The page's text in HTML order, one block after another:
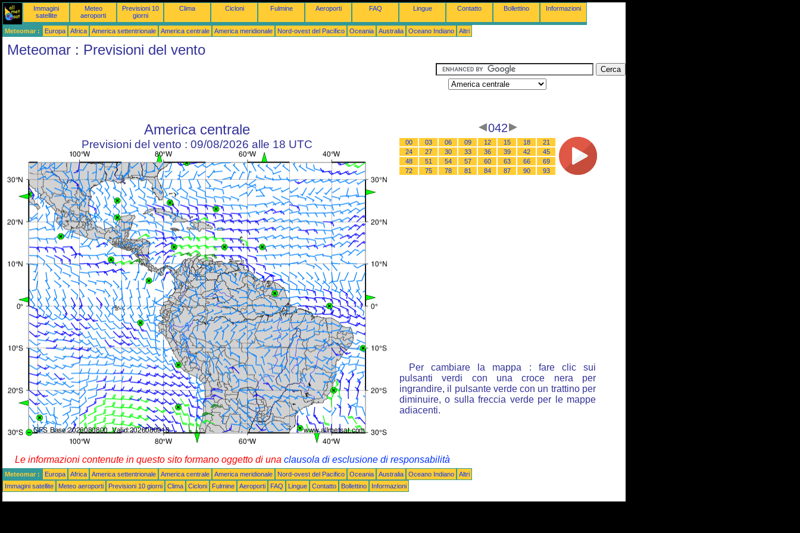
Immagini
satellite
Meteo
aeroporti
Previsioni 10
giorni
Clima Cicloni Fulmine Aeroporti FAQ Lingue Contatto Bollettino Informazioni
Meteomar : Europa Africa America settentrionale America centrale America meridionale Nord-ovest del Pacifico Oceania Australia Oceano Indiano Altri
Meteomar : Previsioni del vento
America centrale
Previsioni del vento : 09/08/2026 alle 18 UTC
042
00 03 06 09 12 15 18
21
24
27 30 33 36 39 42
45
48
51 54 57 60 63 66
69
72
75 78 81 84 87 90 93
Per cambiare la mappa : fare clic sui
pulsanti verdi con una croce nera per
ingrandire, il pulsante verde con un trattino per
diminuire, o sulla freccia verde per le mappe
adiacenti.
Le informazioni contenute in questo sito formano oggetto di una clausola di esclusione di responsabilità
Meteomar : Europa Africa America settentrionale America centrale America meridionale Nord-ovest del Pacifico Oceania Australia Oceano Indiano
Altri
Immagini satellite
Meteo aeroporti Previsioni 10 giorni Clima Cicloni Fulmine Aeroporti FAQ Lingue Contatto Bollettino Informazioni